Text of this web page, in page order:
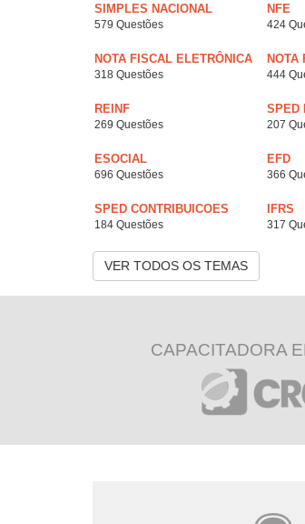
SIMPLES NACIONAL
579 Questões
NFE
424
NOTA FISCAL ELETRÔNICA
318 Questões
NOTA
444
REINF
269 Questões
SPED
207
ESOCIAL
696 Questões
EFD
366
SPED CONTRIBUICOES
184 Questões
IFRS
317
VER TODOS OS TEMAS
CAPACITADORA